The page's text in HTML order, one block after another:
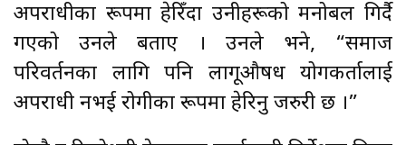
अपराधीका रूपमा हेरिँदा उनीहरूको मनोबल गिर्दै
गएको उनले बताए । उनले भने, “समाज
परिवर्तनका लागि पनि लागूऔषध प्रयोगकर्तालाई
अपराधी नभई रोगीका रूपमा हेरिनु जरुरी छ ।”